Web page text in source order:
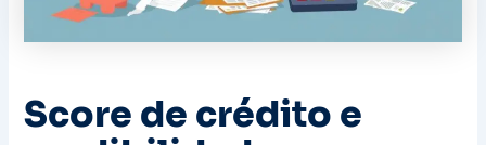
Score de crédito e